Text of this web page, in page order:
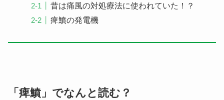
昔は痛風の対処療法に使われていた！？
痺鱝の発電機
「痺鱝」でなんと読む？